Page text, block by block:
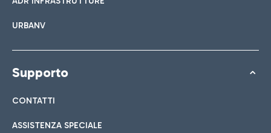
URBANV
Supporto
CONTATTI
ASSISTENZA SPECIALE